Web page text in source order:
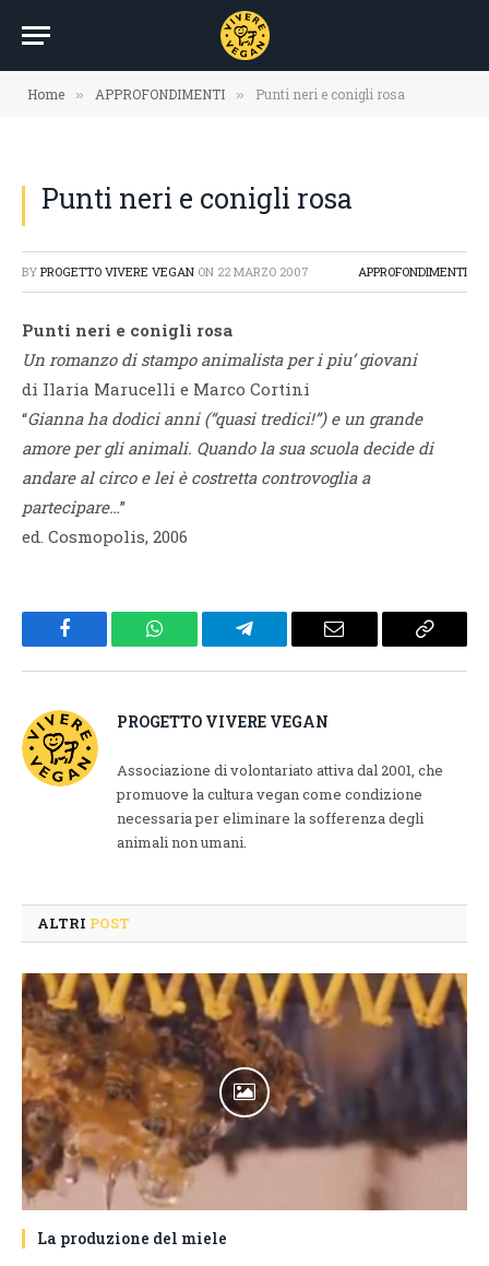
Home » APPROFONDIMENTI » Punti neri e conigli rosa
Punti neri e conigli rosa
BY PROGETTO VIVERE VEGAN ON 22 MARZO 2007 APPROFONDIMENTI
Punti neri e conigli rosa
Un romanzo di stampo animalista per i piu’ giovani
di Ilaria Marucelli e Marco Cortini
“Gianna ha dodici anni (“quasi tredici!”) e un grande
amore per gli animali. Quando la sua scuola decide di
andare al circo e lei è costretta controvoglia a
partecipare…”
ed. Cosmopolis, 2006
Facebook WhatsApp Telegram Email
Copy
PROGETTO VIVERE VEGAN
Associazione di volontariato attiva dal 2001, che
promuove la cultura vegan come condizione
necessaria per eliminare la sofferenza degli
animali non umani.
ALTRI POST
La produzione del miele